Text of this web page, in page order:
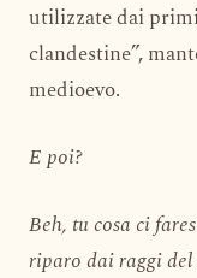
utilizzate dai
clandestine”,
medioevo.
E poi?
Beh, tu cosa ci
riparo dai raggi del